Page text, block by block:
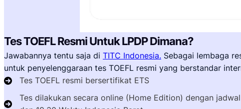
Tes TOEFL Resmi Untuk LPDP Dimana?
Jawabannya tentu saja di TITC Indonesia. Sebagai lembaga
untuk penyelenggaraan tes TOEFL resmi yang berstandar
Tes TOEFL resmi bersertifikat ETS
Tes dilakukan secara online (Home Edition) dengan